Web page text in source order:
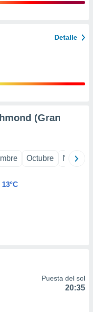
Detalle
(Gran
Octubre
13°C
Puesta del sol
20:35